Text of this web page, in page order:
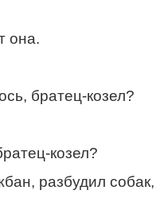
она.
братец-козел?
козел?
разбудил собак,